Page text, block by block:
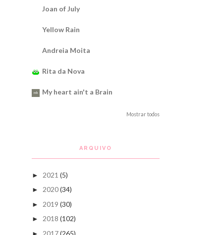
Joan of July
Yellow Rain
Andreia Moita
Rita da Nova
My heart ain't a Brain
Mostrar todos
ARQUIVO
► 2021 (5)
► 2020(34)
► 2019 (30)
► 2018 (102)
► 2017(265)